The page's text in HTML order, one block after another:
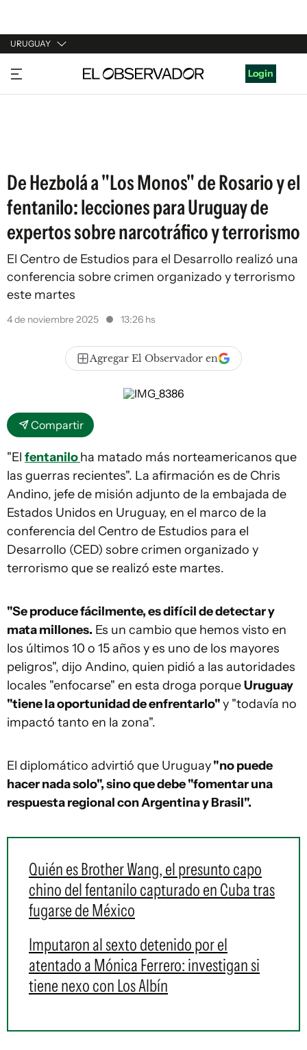
URUGUAY
URUGUAY
ARGENTINA
Login
De Hezbolá a "Los Monos" de Rosario y el
fentanilo: lecciones para Uruguay de
expertos sobre narcotráfico y terrorismo
El Centro de Estudios para el Desarrollo realizó una
conferencia sobre crimen organizado y terrorismo
este martes
4 de noviembre 2025 13:26 hs
Agregar El Observador en
Compartir
"El fentaniloha matado más norteamericanos que
las guerras recientes". La afirmación es de Chris
Andino, jefe de misión adjunto de la embajada de
Estados Unidos en Uruguay, en el marco de la
conferencia del Centro de Estudios para el
Desarrollo (CED) sobre crimen organizado y
terrorismo que se realizó este martes.
"Se produce fácilmente, es difícil de detectar y
mata millones. Es un cambio que hemos visto en
los últimos 10 o 15 años y es uno de los mayores
peligros", dijo Andino, quien pidió a las autoridades
locales "enfocarse" en esta droga porqueUruguay
"tiene la oportunidad de enfrentarlo"y "todavía no
impactó tanto en la zona".
El diplomático advirtió que Uruguay"no puede
hacer nada solo", sino que debe "fomentar una
respuesta regional con Argentina y Brasil".
Quién es Brother Wang, el presunto capo
chino del fentanilo capturado en Cuba tras
fugarse de México
Imputaron al sexto detenido por el
atentado a Mónica Ferrero: investigan si
tiene nexo con Los Albín